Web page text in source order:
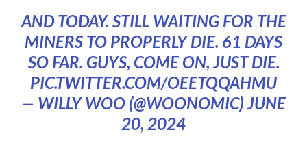
AND TODAY. STILL WAITING FOR THE
MINERS TO PROPERLY DIE. 61 DAYS
SO FAR. GUYS, COME ON, JUST DIE.
PIC.TWITTER.COM/OEETQQAHMU
— WILLY WOO (@WOONOMIC)JUNE
20, 2024